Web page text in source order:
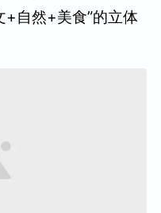
+自然+美食”的立体